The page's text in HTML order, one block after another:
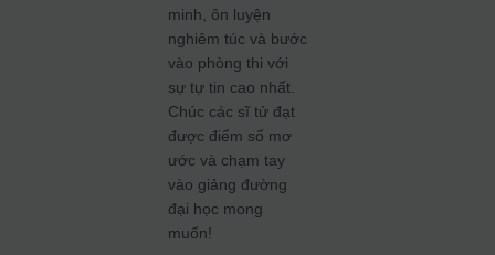
minh, ôn luyện
nghiêm túc và bước
vào phòng thi với
sự tự tin cao nhất.
Chúc các sĩ tử đạt
được điểm số mơ
ước và chạm tay
vào giảng đường
đại học mong
muốn!